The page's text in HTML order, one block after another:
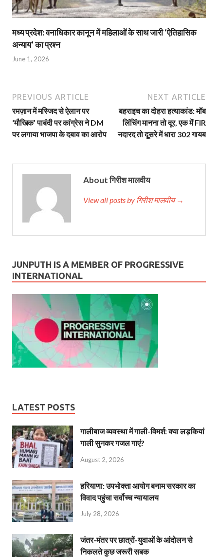
मध्य प्रदेश: वनाधिकार कानून में महिलाओं के साथ जारी ‘ऐतिहासिक
अन्याय’ का प्रश्न
June 1, 2026
PREVIOUS ARTICLE
रमज़ान में मस्जिद से ऐलान पर
‘मौखिक’ पाबंदी पर कांग्रेस ने DM
पर लगाया भाजपा के दबाव का आरोप
NEXT ARTICLE
बहराइच का दोहरा हत्याकांड: मॉब
लिंचिंग मानना तो दूर, एक में FIR
नदारद तो दूसरे में धारा 302 गायब
About गिरीश मालवीय
View all posts by गिरीश मालवीय →
JUNPUTH IS A MEMBER OF PROGRESSIVE
INTERNATIONAL
LATEST POSTS
गालीबाज व्‍यवस्‍था में गाली-विमर्श: क्या लड़कियां
गाली सुनकर गजल गाएं?
August 2, 2026
हरियाणा: उपभोक्ता आयोग बनाम सरकार का
विवाद पहुंचा सर्वोच्च न्यायालय
July 28, 2026
जंतर-मंतर पर छात्रों-युवाओं के आंदोलन से
निकलते कुछ जरूरी सबक